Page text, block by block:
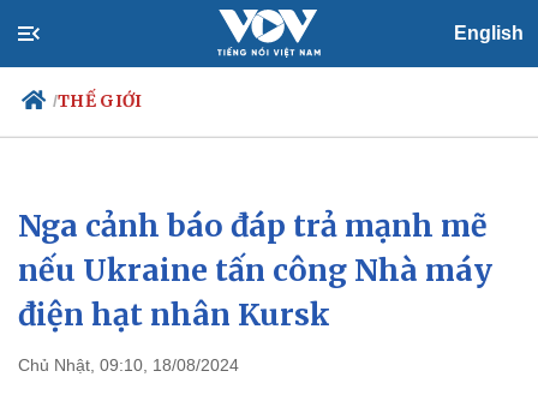
English
/THẾ GIỚI
Chính trị
Đảng
Tổ chức nhân sự
Quốc hội
Nhận diện sự thật
Xã hội
Tin 24h
Dự báo thời tiết
Giáo dục
Nga cảnh báo đáp trả mạnh mẽ
nếu Ukraine tấn công Nhà máy
điện hạt nhân Kursk
Chủ Nhật, 09:10, 18/08/2024